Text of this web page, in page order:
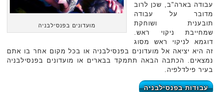
מועדונים בפנסילבניה
עבודה בארה"ב, שכן לרוב
מדובר על עבודה
תובענית ושוחקת
שמחייבת ניקוי ראש.
דוגמא לניקוי ראש מסוג
זה היא יציאה אל מועדונים בפנסילבניה או בכל מקום אחר בו אתם
נמצאים. הכתבה הבאה תתמקד בבארים או מועדונים בפנסילבניה
בעיר פילדלפיה.
עבודות בפנסילבניה